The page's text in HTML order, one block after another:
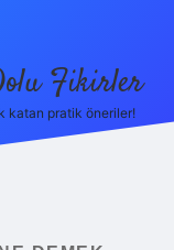
Fikirler
katan pratik öneriler!